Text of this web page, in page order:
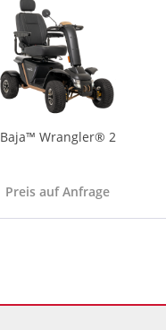
Baja™ Wrangler® 2
Preis auf Anfrage